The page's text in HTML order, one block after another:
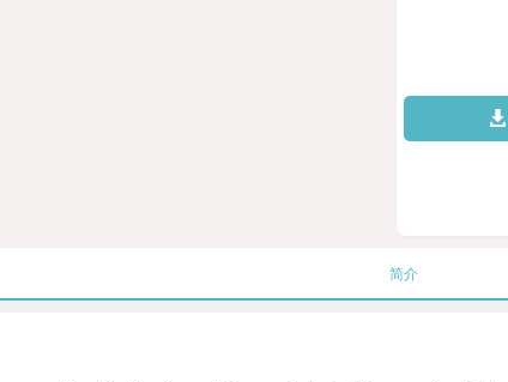
简介